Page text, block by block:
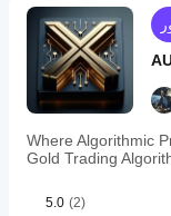
Where Algorithmic
Gold Trading
5.0 (2)